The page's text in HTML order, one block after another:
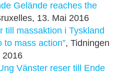
Gelände reaches the
13. Mai 2016
till massaktion i Tyskland
mass action”, Tidningen
2016
Vänster reser till Ende